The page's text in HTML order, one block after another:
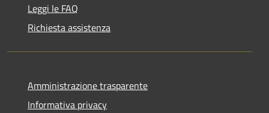
Leggi le FAQ
Richiesta assistenza
Amministrazione trasparente
Informativa privacy